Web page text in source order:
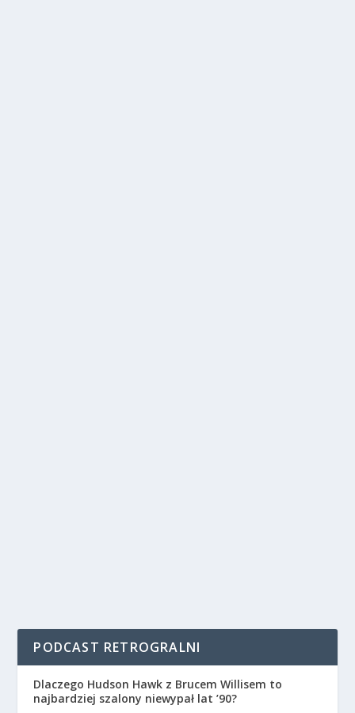
PODCAST RETROGRALNI
Dlaczego Hudson Hawk z Brucem Willisem to
najbardziej szalony niewypał lat ’90?